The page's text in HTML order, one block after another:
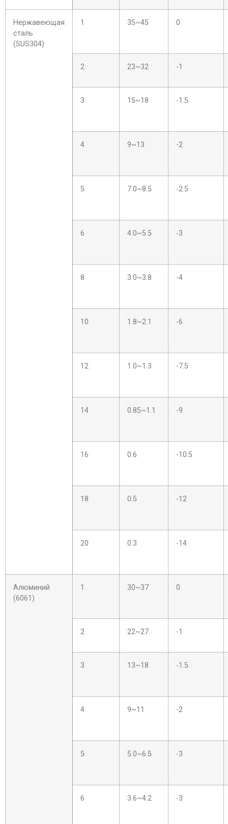
Нержавеющая
сталь
(SUS304)
1 35~45 0
2 23~32 -1
3 15~18 -1.5
4 9~13 -2
5 7.0~8.5 -2.5
6 4.0~5.5 -3
8 3.0~3.8 -4
10 1.8~2.1 -6
12 1.0~1.3 -7.5
14 0.85~1.1 -9
16 0.6 -10.5
18 0.5 -12
20 0.3 -14
Алюминий
(6061)
1 30~37 0
2 22~27 -1
3 13~18 -1.5
4 9~11 -2
5 5.0~6.5 -3
6 3.6~4.2 -3